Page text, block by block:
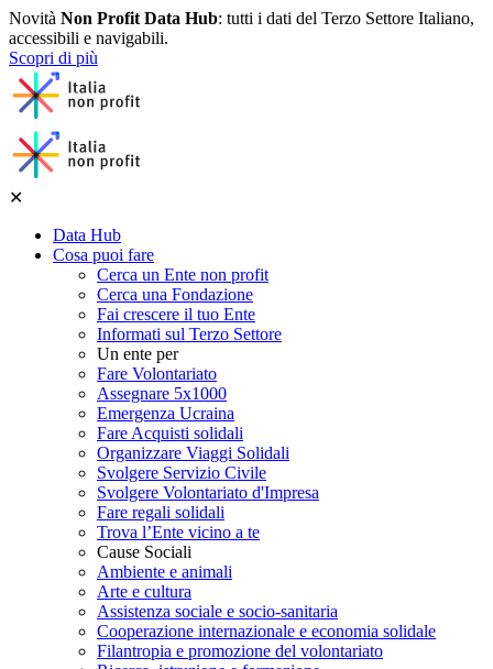
Novità Non Profit Data Hub: tutti i dati del Terzo Settore Italiano,
accessibili e navigabili.
Scopri di più
✕
Data Hub
Cosa puoi fare
Cerca un Ente non profit
Cerca una Fondazione
Fai crescere il tuo Ente
Informati sul Terzo Settore
Un ente per
Fare Volontariato
Assegnare 5x1000
Emergenza Ucraina
Fare Acquisti solidali
Organizzare Viaggi Solidali
Svolgere Servizio Civile
Svolgere Volontariato d'Impresa
Fare regali solidali
Trova l’Ente vicino a te
Cause Sociali
Ambiente e animali
Arte e cultura
Assistenza sociale e socio-sanitaria
Cooperazione internazionale e economia solidale
Filantropia e promozione del volontariato